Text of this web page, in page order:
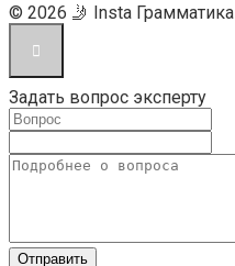
© 2026 🤳 Insta Грамматика
Задать вопрос эксперту